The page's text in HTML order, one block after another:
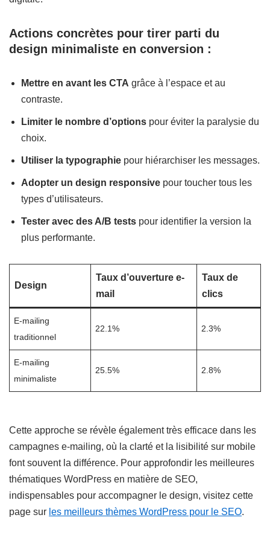
Actions concrètes pour tirer parti du
design minimaliste en conversion :
Mettre en avant les CTA grâce à l’espace et au
contraste.
Limiter le nombre d’options pour éviter la paralysie du
choix.
Utiliser la typographie pour hiérarchiser les messages.
Adopter un design responsive pour toucher tous les
types d’utilisateurs.
Tester avec des A/B tests pour identifier la version la
plus performante.
Design
Taux d’ouverture e-
mail
Taux de
clics
E-mailing
traditionnel
22.1% 2.3%
E-mailing
minimaliste
25.5% 2.8%
Cette approche se révèle également très efficace dans les
campagnes e-mailing, où la clarté et la lisibilité sur mobile
font souvent la différence. Pour approfondir les meilleures
thématiques WordPress en matière de SEO,
indispensables pour accompagner le design, visitez cette
page sur les meilleurs thèmes WordPress pour le SEO.